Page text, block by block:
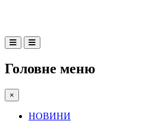
Головне меню
×
НОВИНИ